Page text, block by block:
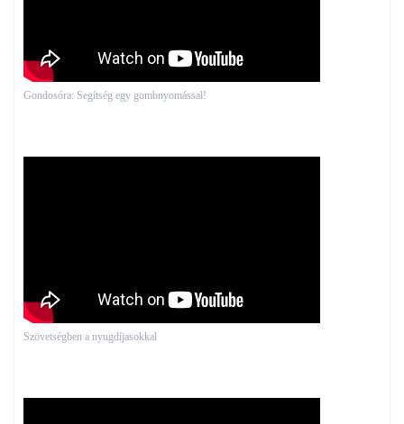
Gondosóra: Segítség egy gombnyomással!
Szövetségben a nyugdíjasokkal